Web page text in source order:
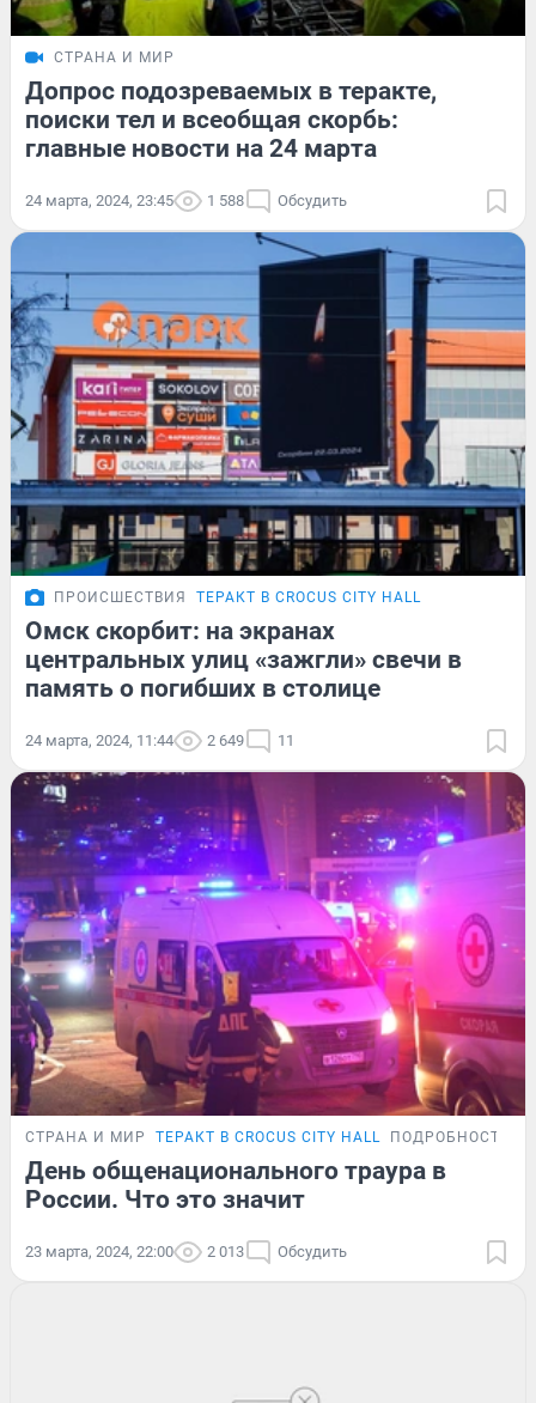
СТРАНА И МИР
Допрос подозреваемых в теракте,
поиски тел и всеобщая скорбь:
главные новости на 24 марта
24 марта, 2024, 23:45 1 588 Обсудить
ПРОИСШЕСТВИЯ ТЕРАКТ В CROCUS CITY HALL
Омск скорбит: на экранах
центральных улиц «зажгли» свечи в
память о погибших в столице
24 марта, 2024, 11:44 2 649 11
СТРАНА И МИР ТЕРАКТ В CROCUS CITY HALL ПОДРОБНОСТИ
День общенационального траура в
России. Что это значит
23 марта, 2024, 22:00 2 013 Обсудить